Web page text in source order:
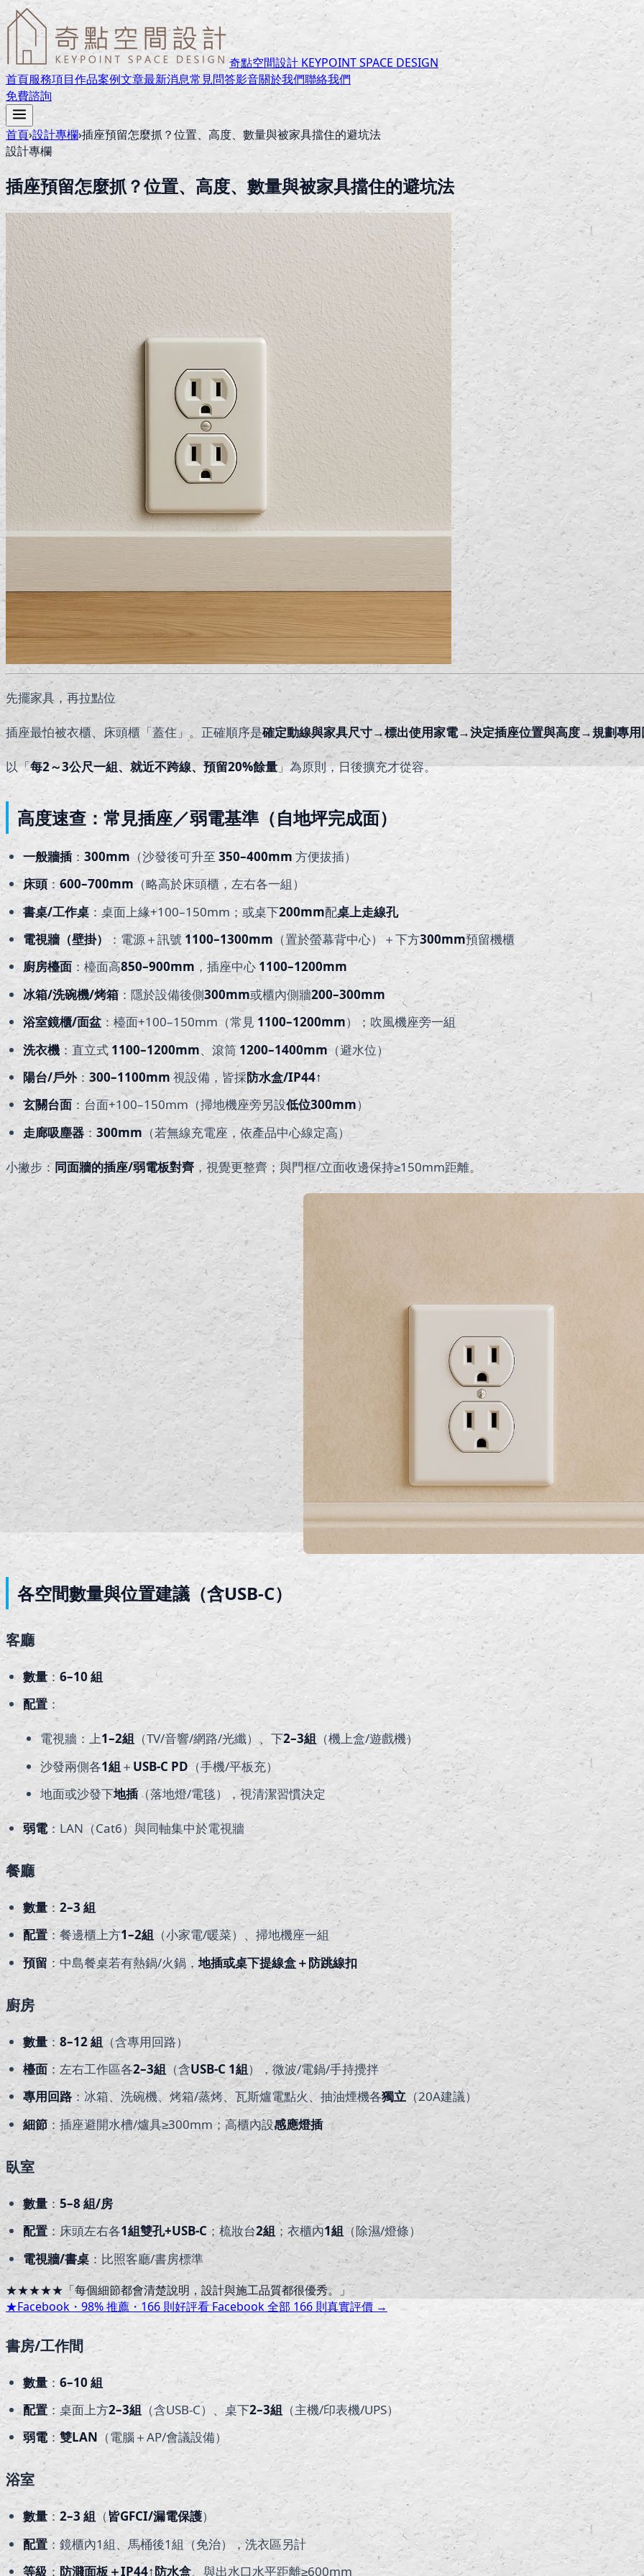
奇點空間設計 KEYPOINT SPACE DESIGN
首頁服務項目作品案例文章最新消息常見問答影音關於我們聯絡我們
免費諮詢
首頁›設計專欄›插座預留怎麼抓？位置、高度、數量與被家具擋住的避坑法
設計專欄
插座預留怎麼抓？位置、高度、數量與被家具擋住的避坑法
先擺家具，再拉點位
插座最怕被衣櫃、床頭櫃「蓋住」。正確順序是確定動線與家具尺寸→標出使用家電→決定插座位置與高度→規劃專用
以「每2～3公尺一組、就近不跨線、預留20%餘量」為原則，日後擴充才從容。
高度速查：常見插座／弱電基準（自地坪完成面）
一般牆插：300mm （沙發後可升至350–400mm方便拔插）
床頭：600–700mm（略高於床頭櫃，左右各一組）
書桌/工作桌 ：桌面上緣+100–150mm；或桌下200mm配桌上走線孔
電視牆（壁掛）
：電源＋訊號1100–1300mm （置於螢幕背中心）＋下方300mm預留機櫃
廚房檯面 ：檯面高850–900mm ，插座中心1100–1200mm
冰箱/洗碗機/烤箱 ：隱於設備後側300mm或櫃內側牆200–300mm
浴室鏡櫃/面盆：檯面+100–150mm（常見 1100–1200mm）；吹風機座旁一組
洗衣機 ：直立式 1100–1200mm、滾筒 1200–1400mm（避水位）
陽台/戶外： 300–1100mm 視設備，皆採防水盒/IP44↑
玄關台面 ：台面+100–150mm（掃地機座旁另設低位300mm）
走廊吸塵器： 300mm （若無線充電座，依產品中心線定高）
小撇步：同面牆的插座/弱電板對齊，視覺更整齊；與門框/立面收邊保持≥150mm距離。
各空間數量與位置建議（含USB-C）
客廳
數量： 6–10組
配置 ：
電視牆：上1–2組 （TV/音響/網路/光纖）、下2–3組（機上盒/遊戲機）
沙發兩側各1組 ＋ USB-C PD （手機/平板充）
地面或沙發下地插（落地燈/電毯），視清潔習慣決定
弱電：LAN（Cat6）與同軸集中於電視牆
餐廳
數量 ： 2–3 組
配置：餐邊櫃上方1–2組 （小家電/暖菜）、掃地機座一組
預留 ：中島餐桌若有熱鍋/火鍋，地插或桌下提線盒＋防跳線扣
廚房
數量 ： 8–12組（含專用回路）
檯面 ：左右工作區各2–3組（含USB-C 1組），微波/電鍋/手持攪拌
專用回路：冰箱、洗碗機、烤箱/蒸烤、瓦斯爐電點火、抽油煙機各獨立 （20A建議）
細節 ：插座避開水槽/爐具≥300mm；高櫃內設感應燈插
臥室
數量 ：5–8組/房
配置 ：床頭左右各1組雙孔+USB-C ；梳妝台2組 ；衣櫃內1組 （除濕/燈條）
電視牆/書桌 ：比照客廳/書房標準
★★★★★ 「每個細節都會清楚說明，設計與施工品質都很優秀。 」
★Facebook・ 98% 推薦・166 則好評看 Facebook 全部 166 則真實評價 →
書房/工作間
數量 ： 6–10 組
配置 ：桌面上方2–3組 （含USB-C）、桌下2–3組 （主機/印表機/UPS）
弱電：雙LAN （電腦＋AP/會議設備）
浴室
數量 ： 2–3組（皆GFCI/漏電保護）
配置 ：鏡櫃內1組、馬桶後1組（免治），洗衣區另計
等級： 防濺面板＋IP44↑防水盒、與出水口水平距離≥600mm